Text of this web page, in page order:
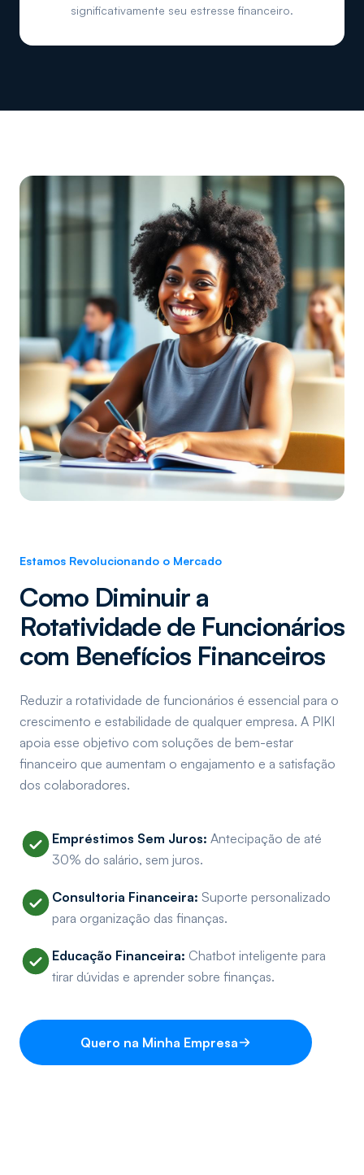
significativamente seu estresse financeiro.
Estamos Revolucionando o Mercado
Como Diminuir a
Rotatividade de Funcionários
com Benefícios Financeiros
Reduzir a rotatividade de funcionários é essencial para o
crescimento e estabilidade de qualquer empresa. A PIKI
apoia esse objetivo com soluções de bem-estar
financeiro que aumentam o engajamento e a satisfação
dos colaboradores.
Empréstimos Sem Juros: Antecipação de até
30% do salário, sem juros.
Consultoria Financeira: Suporte personalizado
para organização das finanças.
Educação Financeira: Chatbot inteligente para
tirar dúvidas e aprender sobre finanças.
Quero na Minha Empresa